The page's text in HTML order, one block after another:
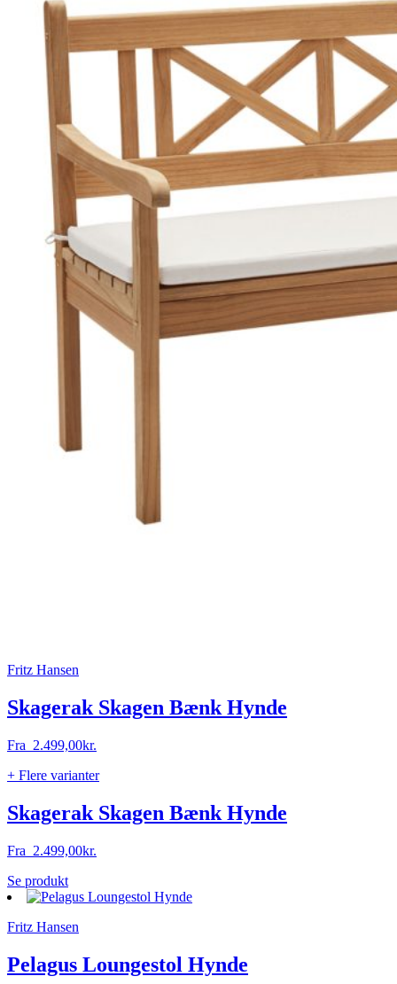
Fritz Hansen
Skagerak Skagen Bænk Hynde
Fra 2.499,00kr.
+ Flere varianter
Skagerak Skagen Bænk Hynde
Fra 2.499,00kr.
Se produktDette
vare
flere
Mulighederne
kan
Fritz Hansen
Pelagus Loungestol Hynde